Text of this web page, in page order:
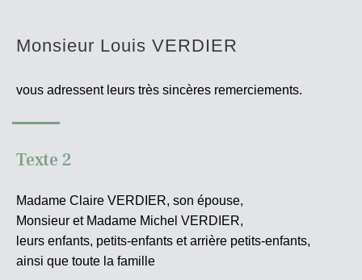
Monsieur Louis VERDIER
vous adressent leurs très sincères remerciements.
Texte 2
Madame Claire VERDIER, son épouse,
Monsieur et Madame Michel VERDIER,
leurs enfants, petits-enfants et arrière petits-enfants,
ainsi que toute la famille